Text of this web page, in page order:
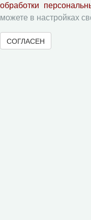
Журналы ВолНЦ
Экономические и
обработки
можете в настройках
СОГЛАСЕН